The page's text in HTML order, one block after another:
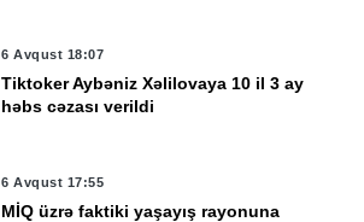
6 Avqust 18:07
Tiktoker Aybəniz Xəlilovaya 10 il 3 ay
həbs cəzası verildi
6 Avqust 17:55
MİQ üzrə faktiki yaşayış rayonuna